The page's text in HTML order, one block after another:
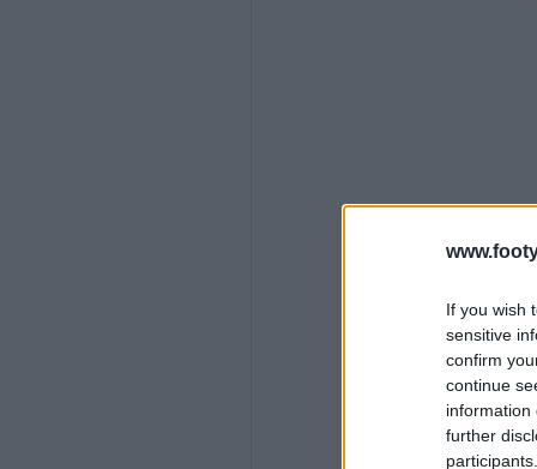
If you wish
sensitive
confirm
continue
information
further